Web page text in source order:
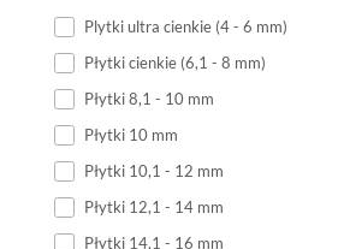
Plytki ultra cienkie (4 - 6 mm)
Płytki cienkie (6,1 - 8 mm)
Płytki 8,1 - 10 mm
Płytki 10 mm
Płytki 10,1 - 12 mm
Płytki 12,1 - 14 mm
Płytki 14,1 - 16 mm